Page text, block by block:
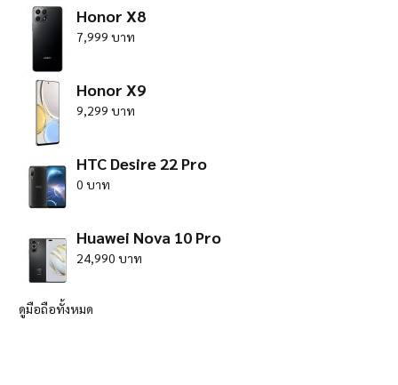
Honor X8
7,999 บาท
Honor X9
9,299 บาท
HTC Desire 22 Pro
0 บาท
Huawei Nova 10 Pro
24,990 บาท
ดูมือถือทั้งหมด